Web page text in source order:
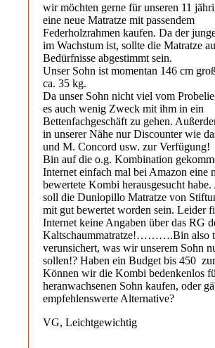
wir möchten gerne für unseren 11
eine neue Matratze mit passendem
Federholzrahmen kaufen. Da der
im Wachstum ist, sollte die Matratze
Bedürfnisse abgestimmt sein.
Unser Sohn ist momentan 146 cm
ca. 35 kg.
Da unser Sohn nicht viel vom
es auch wenig Zweck mit ihm in ein
Bettenfachgeschäft zu gehen.
in unserer Nähe nur Discounter wie
und M. Concord usw. zur Verfügung!
Bin auf die o.g. Kombination
Internet einfach mal bei Amazon eine
bewertete Kombi herausgesucht
soll die Dunlopillo Matratze von
mit gut bewertet worden sein. Leider
Internet keine Angaben über das RG
Kaltschaummatratze!……….Bin also
verunsichert, was wir unserem Sohn
sollen!? Haben ein Budget bis 450 
Können wir die Kombi bedenkenlos
heranwachsenen Sohn kaufen, oder
empfehlenswerte Alternative?
VG, Leichtgewichtig